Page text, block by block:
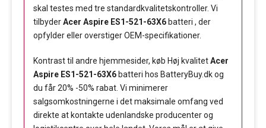
skal testes med tre standardkvalitetskontroller. Vi
tilbyderAcer Aspire ES1-521-63X6 batteri , der
opfylder eller overstiger OEM-specifikationer.
Kontrast til andre hjemmesider, køb Høj kvalitetAcer
Aspire ES1-521-63X6 batteri hos BatteryBuy.dk og
du får 20% -50% rabat. Vi minimerer
salgsomkostningerne i det maksimale omfang ved
direkte at kontakte udenlandske producenter og